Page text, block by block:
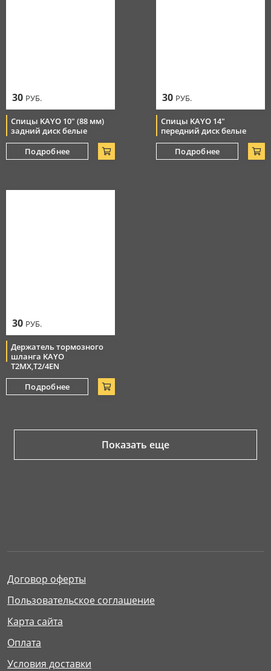
30 РУБ.
Спицы KAYO 10" (88 мм)
задний диск белые
Подробнее
30 РУБ.
Спицы KAYO 14"
передний диск белые
Подробнее
30 РУБ.
Держатель тормозного
шланга KAYO
T2MX,T2/4EN
Подробнее
Показать еще
Договор оферты
Пользовательское соглашение
Карта сайта
Оплата
Условия доставки